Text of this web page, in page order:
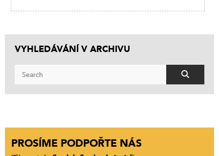
VYHLEDÁVÁNÍ V ARCHIVU
PROSÍME PODPOŘTE NÁS